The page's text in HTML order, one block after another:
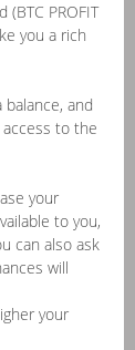
PROFIT
you a rich
and
to the
your
to you,
can also ask
will
your